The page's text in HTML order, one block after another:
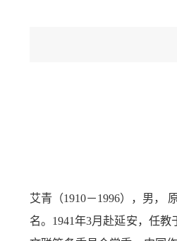
艾青（1910－1996），男，
名。1941年3月赴延安，任